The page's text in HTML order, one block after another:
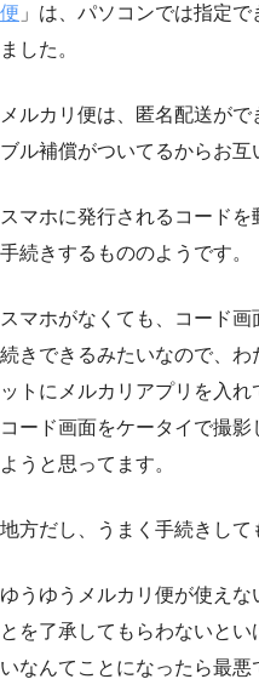
便 」は、パソコンでは指定
ました。
メルカリ便は、匿名配送が
ブル補償がついてるからお互
スマホに発行されるコード
手続きするもののようです。
スマホがなくても、コード
続きできるみたいなので、
ットにメルカリアプリを入れ
コード画面をケータイで撮
ようと思ってます。
地方だし、うまく手続きして
ゆうゆうメルカリ便が使え
とを了承してもらわないと
いなんてことになったら最悪